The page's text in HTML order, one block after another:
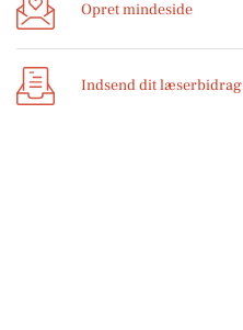
Opret mindeside
Indsend dit læserbidrag